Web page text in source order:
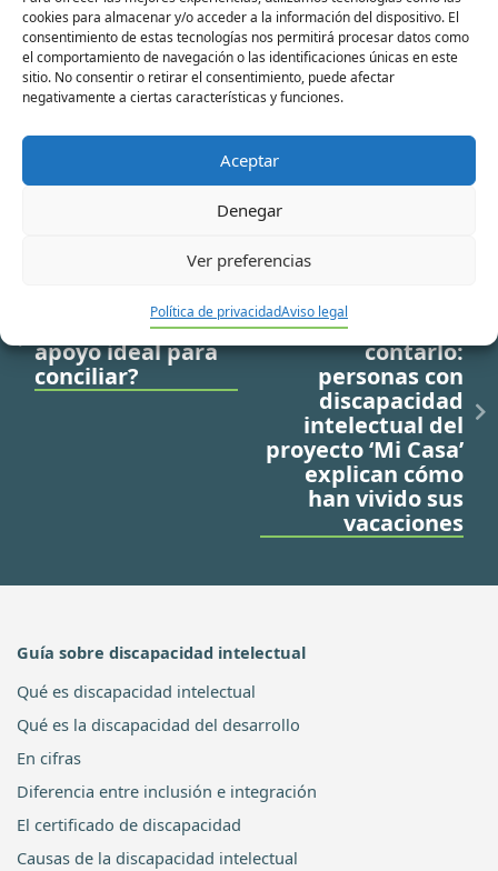
cookies para almacenar y/o acceder a la información del dispositivo. El
consentimiento de estas tecnologías nos permitirá procesar datos como
el comportamiento de navegación o las identificaciones únicas en este
sitio. No consentir o retirar el consentimiento, puede afectar
negativamente a ciertas características y funciones.
Aceptar
Denegar
Ver preferencias
Política de privacidadAviso legal
electrónico*
Web
¿Cuál sería el
apoyo ideal para
conciliar?
Un verano para
contarlo:
personas con
discapacidad
intelectual del
proyecto ‘Mi Casa’
explican cómo
han vivido sus
vacaciones
Guía sobre discapacidad intelectual
Qué es discapacidad intelectual
Qué es la discapacidad del desarrollo
En cifras
Diferencia entre inclusión e integración
El certificado de discapacidad
Causas de la discapacidad intelectual